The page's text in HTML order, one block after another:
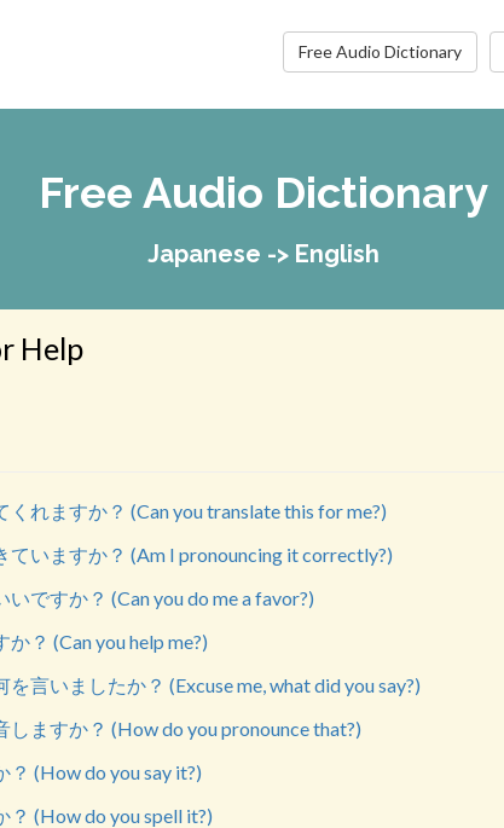
Free Audio Dictionary
Free Audio Dictionary
Japanese -> English
Help
くれますか？ (Can you translate this for me?)
ていますか？ (Am I pronouncing it correctly?)
ですか？ (Can you do me a favor?)
？ (Can you help me?)
言いましたか？ (Excuse me, what did you say?)
しますか？ (How do you pronounce that?)
？ (How do you say it?)
？ (How do you spell it?)